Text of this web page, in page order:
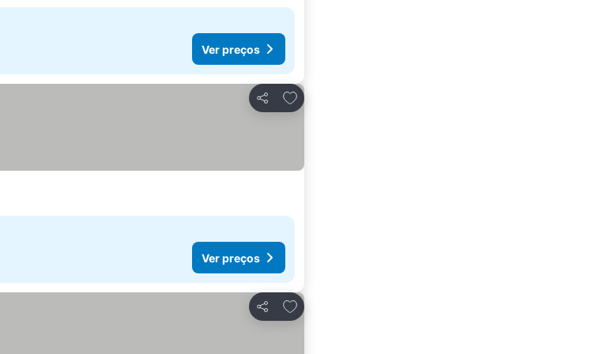
Ver preços
Partilhar
Adicionar aos favoritos
Ver preços
Partilhar
Adicionar aos favoritos